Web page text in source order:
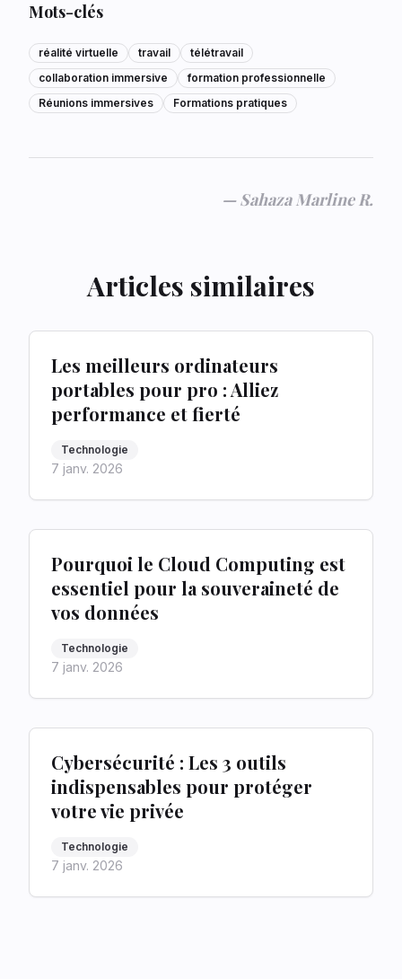
Mots-clés
réalité virtuelle travail
télétravail
collaboration immersive
formation professionnelle
Réunions immersives
Formations pratiques
—Sahaza Marline R.
Articles similaires
Les meilleurs ordinateurs
portables pour pro : Alliez
performance et fierté
Technologie
7 janv. 2026
Pourquoi le Cloud Computing est
essentiel pour la souveraineté de
vos données
Technologie
7 janv. 2026
Cybersécurité : Les 3 outils
indispensables pour protéger
votre vie privée
Technologie
7 janv. 2026